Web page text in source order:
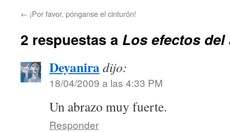
← ¡Por favor, pónganse el cinturón!
2 respuestas a Los efectos
Deyaniradijo:
18/04/2009 a las 4:33 PM
Un abrazo muy fuerte.
Responder